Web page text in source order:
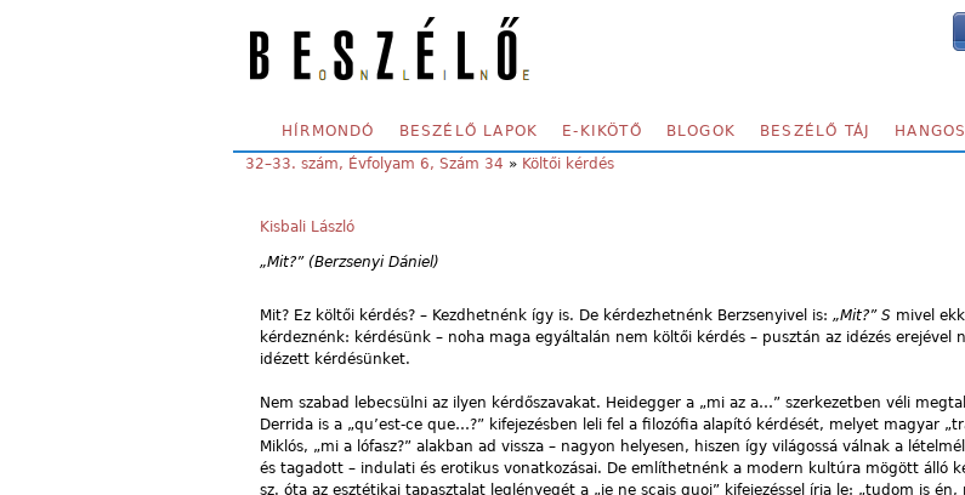
SECONDARY MENU
HÍRMONDÓ BESZÉLŐ LAPOK E-KIKÖTŐ BLOGOK BESZÉLŐ TÁJ
YOU ARE HERE:
32–33. szám, Évfolyam 6, Szám 34 » Költői kérdés
Kisbali László
„Mit?” (Berzsenyi Dániel)
Mit? Ez költői kérdés? – Kezdhetnénk így is. De kérdezhetnénk Berzsenyivel is: „Mit?” S mivel
kérdeznénk: kérdésünk – noha maga egyáltalán nem költői kérdés – pusztán az idézés erejével
idézett kérdésünket.
Nem szabad lebecsülni az ilyen kérdőszavakat. Heidegger a „mi az a…” szerkezetben véli
Derrida is a „qu’est-ce que…?” kifejezésben leli fel a filozófia alapító kérdését, melyet magyar
Miklós, „mi a lófasz?” alakban ad vissza – nagyon helyesen, hiszen így világossá válnak a
és tagadott – indulati és erotikus vonatkozásai. De említhetnénk a modern kultúra mögött álló
sz. óta az esztétikai tapasztalat leglényegét a „je ne sçais quoi” kifejezéssel írja le: „tudom is én,